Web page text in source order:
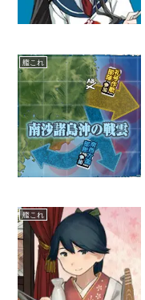
艦これ
艦これ